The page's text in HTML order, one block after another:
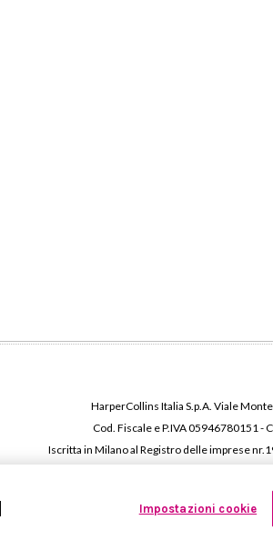
HarperCollins Italia S.p.A. Viale
Cod. Fiscale e P.IVA 05946780151 -
Iscritta in Milano al Registro delle imprese
Impostazioni cookie